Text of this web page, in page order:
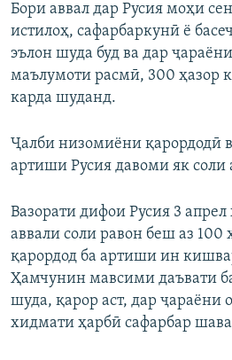
Бори аввал дар Русия моҳи
истилоҳ, сафарбаркунӣ ё
эълон шуда буд ва дар
маълумоти расмӣ, 300 ҳазор
карда шуданд.
Ҷалби низомиёни қарордодӣ
артиши Русия давоми як соли
Вазорати дифои Русия 3 апрел
аввали соли равон беш аз 100
қарордод ба артиши ин
Ҳамчунин мавсими даъвати
шуда, қарор аст, дар ҷараёни
хидмати ҳарбӣ сафарбар